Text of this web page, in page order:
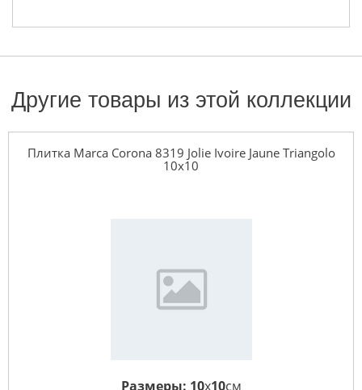
Другие товары из этой коллекции
Плитка Marca Corona 8319 Jolie Ivoire Jaune Triangolo
10x10
Размеры: 10x10см